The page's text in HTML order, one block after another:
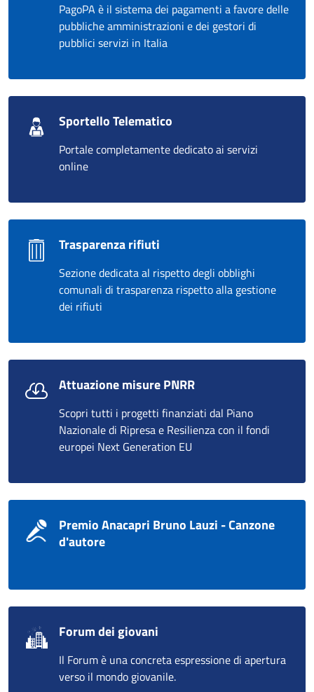
PagoPA è il sistema dei pagamenti a favore delle
pubbliche amministrazioni e dei gestori di
pubblici servizi in Italia
Sportello Telematico
Portale completamente dedicato ai servizi
online
Trasparenza rifiuti
Sezione dedicata al rispetto degli obblighi
comunali di trasparenza rispetto alla gestione
dei rifiuti
Attuazione misure PNRR
Scopri tutti i progetti finanziati dal Piano
Nazionale di Ripresa e Resilienza con il fondi
europei Next Generation EU
Premio Anacapri Bruno Lauzi - Canzone
d'autore
Forum dei giovani
Il Forum è una concreta espressione di apertura
verso il mondo giovanile.